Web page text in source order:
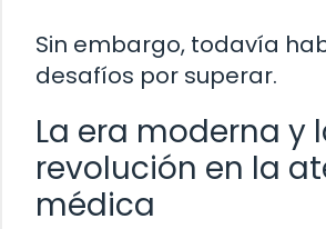
Sin embargo, todavía
desafíos por superar.
La era moderna y
revolución en la
médica